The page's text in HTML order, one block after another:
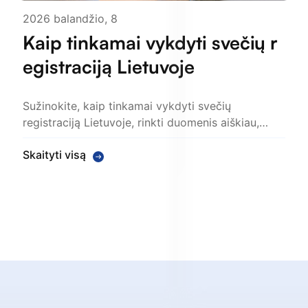
2026 balandžio, 8
Kaip tinkamai vykdyti svečių r
egistraciją Lietuvoje
Sužinokite, kaip tinkamai vykdyti svečių
registraciją Lietuvoje, rinkti duomenis aiškiau,…
Skaityti visą